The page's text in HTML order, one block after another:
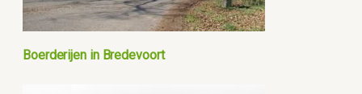
Boerderijen in Bredevoort